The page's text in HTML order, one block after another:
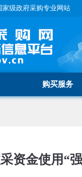
级政府采购专业网站
购买服务
资金使用“